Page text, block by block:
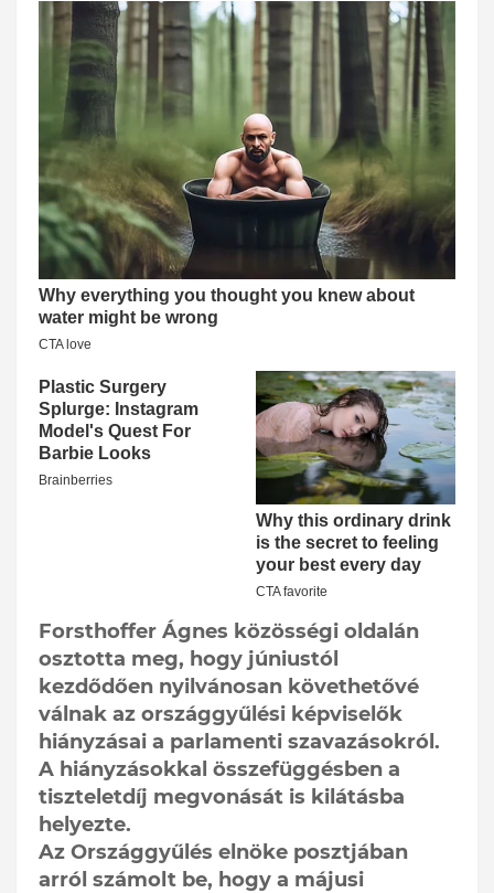
Forsthoffer Ágnes közösségi oldalán
osztotta meg, hogy júniustól
kezdődően nyilvánosan követhetővé
válnak az országgyűlési képviselők
hiányzásai a parlamenti szavazásokról.
A hiányzásokkal összefüggésben a
tiszteletdíj megvonását is kilátásba
helyezte.
Az Országgyűlés elnöke posztjában
arról számolt be, hogy a májusi